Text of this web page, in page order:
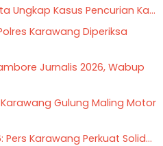
Ungkap Kasus Pencurian Ka...
Karawang Diperiksa
Jurnalis 2026, Wabup
Gulung Maling Motor
Karawang Perkuat Solid...